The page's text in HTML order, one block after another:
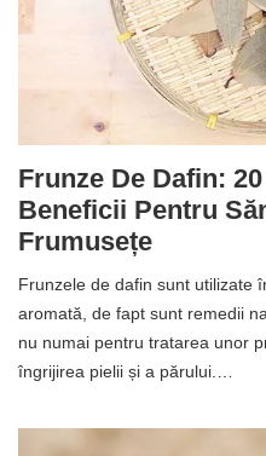
Frunze De Dafin:
Beneficii Pentru
Frumusețe
Frunzele de dafin sunt utilizate
aromată, de fapt sunt remedii
nu numai pentru tratarea unor
îngrijirea pielii și a părului.…